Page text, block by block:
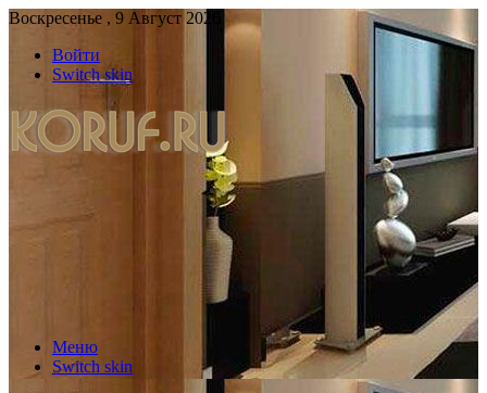
Воскресенье , 9 Август 2026
Войти
Switch skin
Меню
Switch skin